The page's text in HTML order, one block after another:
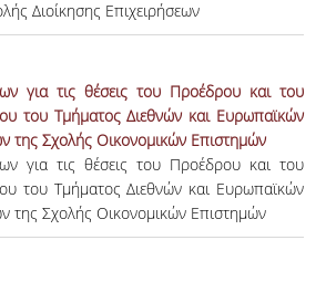
Διοίκησης Επιχειρήσεων
για τις θέσεις του Προέδρου και του
του Τμήματος Διεθνών και Ευρωπαϊκών
της Σχολής Οικονομικών Επιστημών
για τις θέσεις του Προέδρου και του
του Τμήματος Διεθνών και Ευρωπαϊκών
της Σχολής Οικονομικών Επιστημών